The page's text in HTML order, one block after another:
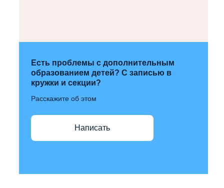
Есть проблемы с дополнительным
образованием детей? С записью в
кружки и секции?
Расскажите об этом
Написать